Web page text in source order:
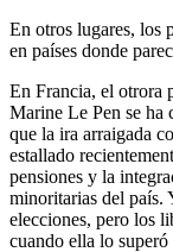
En otros lugares, los
en países donde
En Francia, el otrora
Marine Le Pen se ha
que la ira arraigada
estallado
pensiones y la
minoritarias del país.
elecciones, pero los
cuando ella lo superó